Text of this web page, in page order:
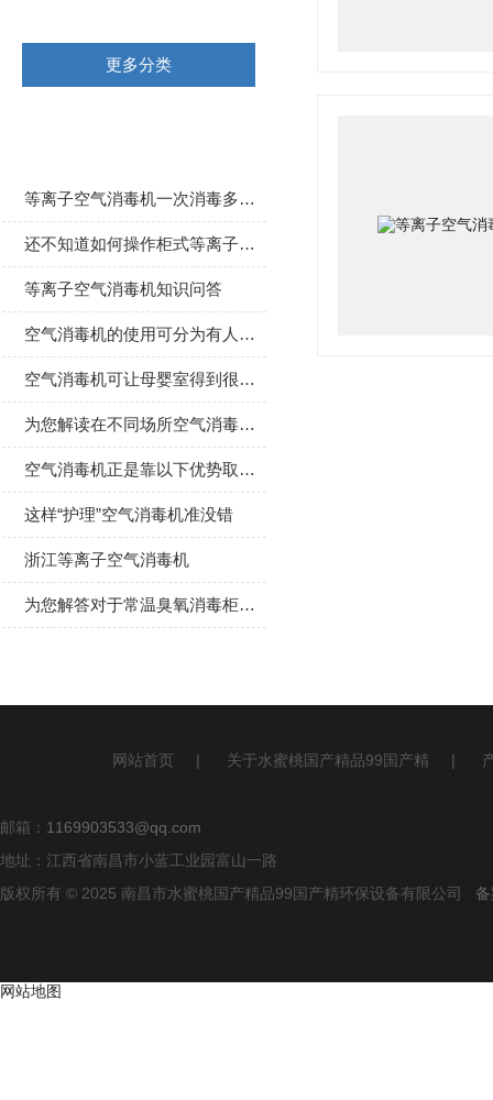
更多分类
等离子空气消毒机一次消毒多久合适？
还不知道如何操作柜式等离子空气消毒机？进来看
等离子空气消毒机知识问答
空气消毒机的使用可分为有人与无人两种状态
空气消毒机可让母婴室得到很好的保护
为您解读在不同场所空气消毒机所带来的作用
空气消毒机正是靠以下优势取得了市场的一席之地
这样“护理”空气消毒机准没错
浙江等离子空气消毒机
为您解答对于常温臭氧消毒柜的疑问
网站首页 | 关于水蜜桃国产精品99国产精 |
邮箱： 1169903533@qq.com
地址：江西省南昌市小蓝工业园富山一路
版权所有 © 2025 南昌市水蜜桃国产精品99国产精环保设备有限公司 备
网站地图